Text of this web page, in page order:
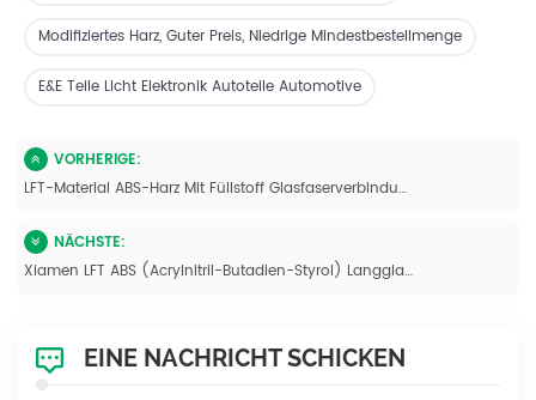
Modifiziertes Harz, Guter Preis, Niedrige Mindestbestellmenge
E&E Teile Licht Elektronik Autoteile Automotive
VORHERIGE:
LFT-Material ABS-Harz Mit Füllstoff Glasfaserverbindungen Für Elektronische Teile
NÄCHSTE:
Xiamen LFT ABS (Acrylnitril-Butadien-Styrol) Langglasfaserverstärkte Thermoplastische Verbindungen
EINE NACHRICHT SCHICKEN